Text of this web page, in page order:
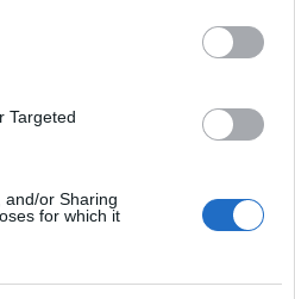
Targeted
and/or Sharing
for which it
ha
trasformare